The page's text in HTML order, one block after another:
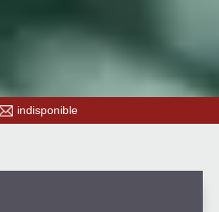
indisponible